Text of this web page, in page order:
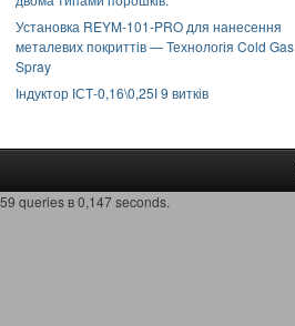
Установка REYM-101-PRO для нанесення
металевих покриттів — Технологія Cold Gas
Spray
Індуктор ІСТ-0,16\0,25І 9 витків
59 queries в 0,147 seconds.